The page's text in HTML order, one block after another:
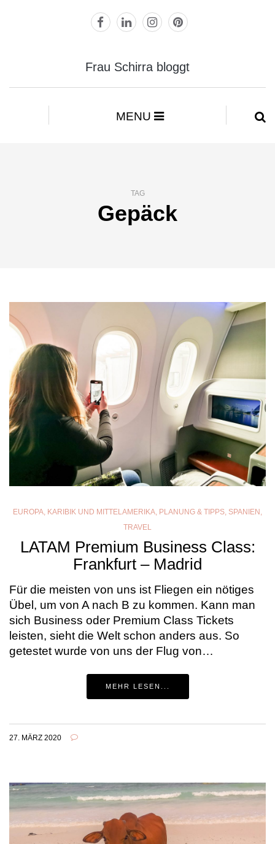
Frau Schirra bloggt
MENU
TAG
Gepäck
EUROPA, KARIBIK UND MITTELAMERIKA, PLANUNG & TIPPS, SPANIEN ,
TRAVEL
LATAM Premium Business Class:
Frankfurt – Madrid
Für die meisten von uns ist Fliegen ein nötiges
Übel, um von A nach B zu kommen. Kann man
sich Business oder Premium Class Tickets
leisten, sieht die Welt schon anders aus. So
getestet wurde von uns der Flug von…
MEHR LESEN...
27. MÄRZ 2020